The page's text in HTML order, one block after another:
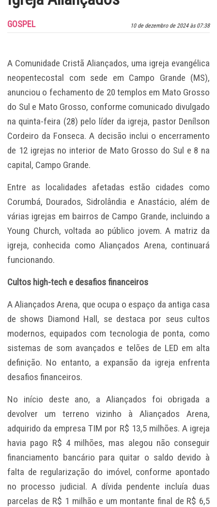
10 de dezembro de 2024 às 07:38
GOSPEL
A Comunidade Cristã Aliançados, uma igreja evangélica
neopentecostal com sede em Campo Grande (MS),
anunciou o fechamento de 20 templos em Mato Grosso
do Sul e Mato Grosso, conforme comunicado divulgado
na quinta-feira (28) pelo líder da igreja, pastor Denílson
Cordeiro da Fonseca. A decisão inclui o encerramento
de 12 igrejas no interior de Mato Grosso do Sul e 8 na
capital, Campo Grande.
Entre as localidades afetadas estão cidades como
Corumbá, Dourados, Sidrolândia e Anastácio, além de
várias igrejas em bairros de Campo Grande, incluindo a
Young Church, voltada ao público jovem. A matriz da
igreja, conhecida como Aliançados Arena, continuará
funcionando.
Cultos high-tech e desafios financeiros
A Aliançados Arena, que ocupa o espaço da antiga casa
de shows Diamond Hall, se destaca por seus cultos
modernos, equipados com tecnologia de ponta, como
sistemas de som avançados e telões de LED em alta
definição. No entanto, a expansão da igreja enfrenta
desafios financeiros.
No início deste ano, a Aliançados foi obrigada a
devolver um terreno vizinho à Aliançados Arena,
adquirido da empresa TIM por R$ 13,5 milhões. A igreja
havia pago R$ 4 milhões, mas alegou não conseguir
financiamento bancário para quitar o saldo devido à
falta de regularização do imóvel, conforme apontado
no processo judicial. A dívida pendente incluía duas
parcelas de R$ 1 milhão e um montante final de R$ 6,5